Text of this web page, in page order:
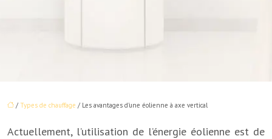
/ Types de chauffage / Les avantages d’une éolienne à axe vertical
Actuellement, l’utilisation de l’énergie éolienne est de